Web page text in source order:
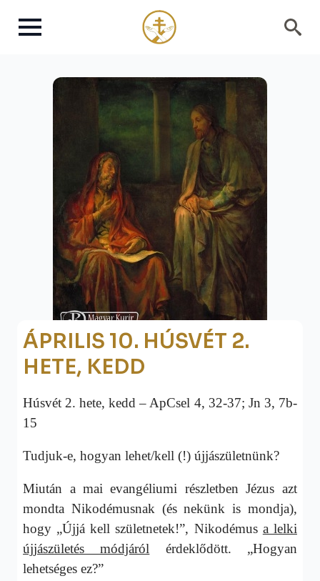
ÁPRILIS 10. HÚSVÉT 2.
HETE, KEDD
Húsvét 2. hete, kedd – ApCsel 4, 32-37; Jn 3, 7b-
15
Tudjuk-e, hogyan lehet/kell (!) újjászületnünk?
Miután a mai evangéliumi részletben Jézus azt
mondta Nikodémusnak (és nekünk is mondja),
hogy „Újjá kell születnetek!”, Nikodémus a lelki
újjászületés módjáról érdeklődött. „Hogyan
lehetséges ez?”